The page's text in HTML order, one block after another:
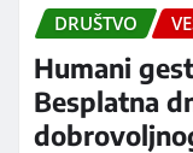
DRUŠTVO
Humani
Besplatna